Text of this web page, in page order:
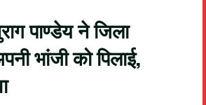
पाण्डेय ने जिला
भांजी को पिलाई,